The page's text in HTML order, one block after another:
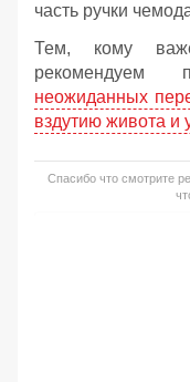
часть ручки
Тем, кому
рекомендуем
неожиданных
вздутию живота и
Спасибо что смотрите